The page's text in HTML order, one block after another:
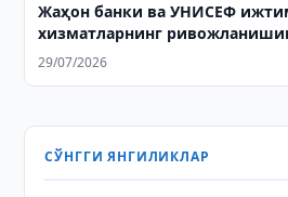
Жаҳон банки ва УНИСEФ
хизматларнинг
29/07/2026
СЎНГГИ ЯНГИЛИКЛАР